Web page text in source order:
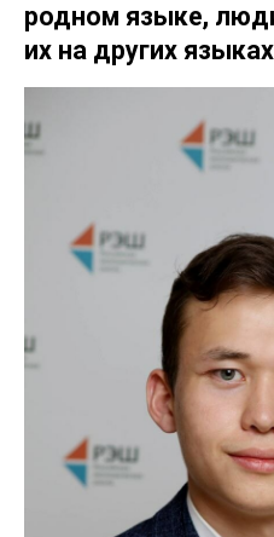
родном языке,
их на других